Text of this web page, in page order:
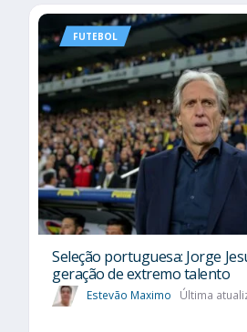
FUTEBOL
Seleção portuguesa: Jorge
geração de extremo talento
Estevão Maximo Última